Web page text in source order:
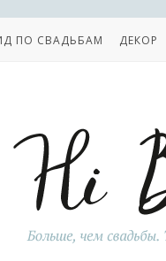
ПО СВАДЬБАМ ДЕКОР